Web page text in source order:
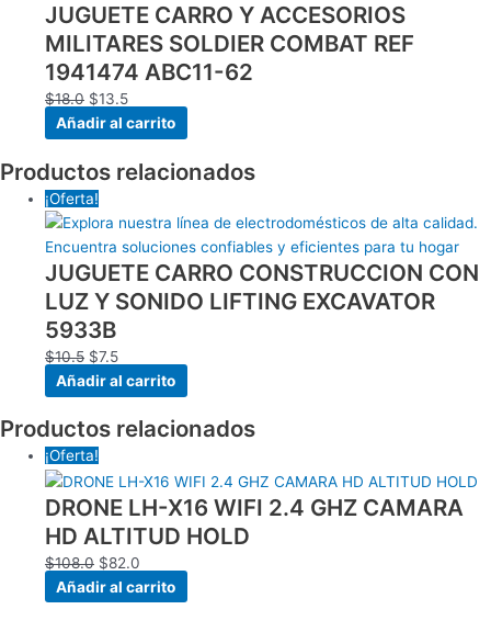
JUGUETE CARRO Y ACCESORIOS
MILITARES SOLDIER COMBAT REF
1941474 ABC11-62
$18.0 $13.5
Añadir al carrito
Productos relacionados
¡Oferta!
JUGUETE CARRO CONSTRUCCION CON
LUZ Y SONIDO LIFTING EXCAVATOR
5933B
$10.5 $7.5
Añadir al carrito
Productos relacionados
¡Oferta!
DRONE LH-X16 WIFI 2.4 GHZ CAMARA
HD ALTITUD HOLD
$108.0 $82.0
Añadir al carrito